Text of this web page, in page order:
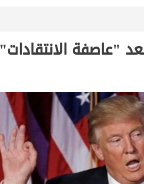
"عاصفة الانتقادات"